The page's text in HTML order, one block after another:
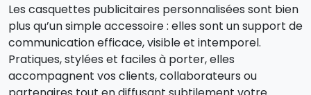
Les casquettes publicitaires personnalisées sont bien
plus qu’un simple accessoire : elles sont un support de
communication efficace, visible et intemporel.
Pratiques, stylées et faciles à porter, elles
accompagnent vos clients, collaborateurs ou